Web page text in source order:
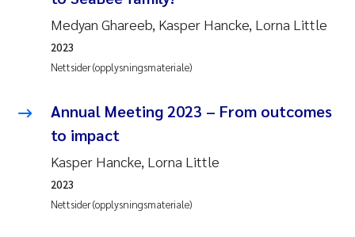
Pierre Franqois Jaccard
Richard Garth James Bellerby
Bjørnar Andre Beylich
Ashenafi Seifu Gragne
Vladyslava Hostyeva
Medyan Ghareeb, Kasper Hancke, Lorna Little
Nettsider (opplysningsmateriale)
2023
Annual Meeting 2023 – From outcomes
to impact
Kasper Hancke, Lorna Little
Nettsider (opplysningsmateriale)
2023